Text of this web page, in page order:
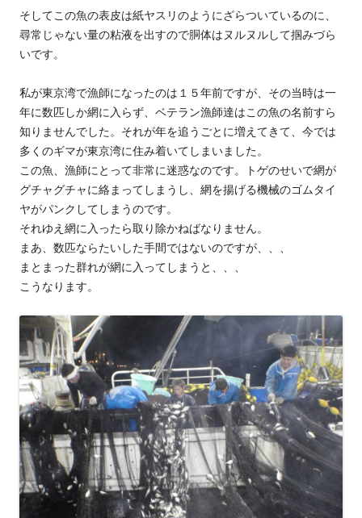
そしてこの魚の表皮は紙ヤスリのようにざらついているのに、
尋常じゃない量の粘液を出すので胴体はヌルヌルして掴みづら
いです。
私が東京湾で漁師になったのは１５年前ですが、その当時は一
年に数匹しか網に入らず、ベテラン漁師達はこの魚の名前すら
知りませんでした。それが年を追うごとに増えてきて、今では
多くのギマが東京湾に住み着いてしまいました。
この魚、漁師にとって非常に迷惑なのです。トゲのせいで網が
グチャグチャに絡まってしまうし、網を揚げる機械のゴムタイ
ヤがパンクしてしまうのです。
それゆえ網に入ったら取り除かねばなりません。
まあ、数匹ならたいした手間ではないのですが、、、
まとまった群れが網に入ってしまうと、、、
こうなります。